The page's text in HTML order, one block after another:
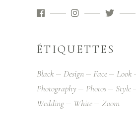
ÉTIQUETTES
Black Design Face Look
Photography
Photos Style
Wedding
White Zoom